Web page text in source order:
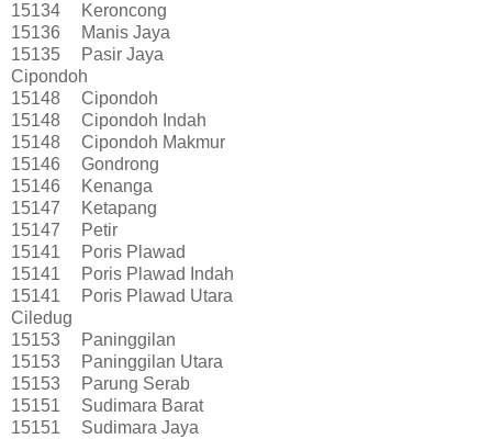
15134
Keroncong
15136
Manis Jaya
15135
Pasir Jaya
Cipondoh
15148
Cipondoh
15148
Cipondoh Indah
15148
Cipondoh Makmur
15146
Gondrong
15146
Kenanga
15147
Ketapang
15147
Petir
15141
Poris Plawad
15141
Poris Plawad Indah
15141
Poris Plawad Utara
Ciledug
15153
Paninggilan
15153
Paninggilan Utara
15153
Parung Serab
15151
Sudimara Barat
15151
Sudimara Jaya